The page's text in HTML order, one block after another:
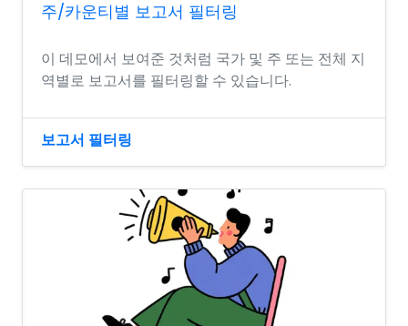
주/카운티별 보고서 필터링
이 데모에서 보여준 것처럼 국가 및 주 또는 전체 지
역별로 보고서를 필터링할 수 있습니다.
보고서 필터링